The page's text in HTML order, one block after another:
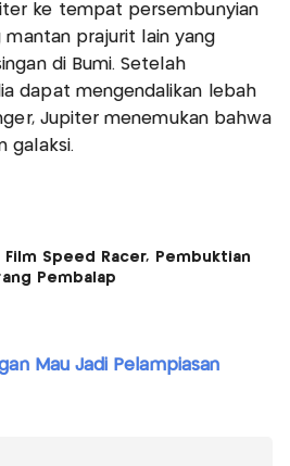
ke tempat persembunyian
mantan prajurit lain yang
di Bumi. Setelah
dapat mengendalikan lebah
Jupiter menemukan bahwa
galaksi.
Film Speed Racer, Pembuktian
Pembalap
Mau Jadi Pelampiasan